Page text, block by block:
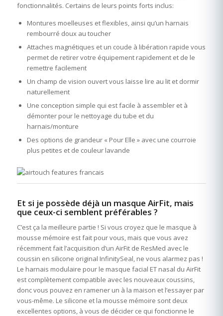
fonctionnalités. Certains de leurs points forts inclus:
Montures moelleuses et flexibles, ainsi qu’un harnais
rembourré doux au toucher
Attaches magnétiques et un coude à libération rapide vous
permet de retirer votre équipement rapidement et de le
remettre facilement
Un champ de vision ouvert vous laisse lire au lit et dormir
naturellement
Une conception simple qui est facile à assembler et à
démonter pour le nettoyage du tube et du
harnais/monture
Des options de grandeur « Pour Elle » avec une courroie
plus petites et de couleur lavande
Et si je possède déjà un masque AirFit, mais
que ceux-ci semblent préférables ?
C’est ça la meilleure partie ! Si vous croyez que le masque à
mousse mémoire est fait pour vous, mais que vous avez
récemment fait l’acquisition d’un AirFit de ResMed avec le
coussin en silicone original InfinitySeal, ne vous alarmez pas !
Le harnais modulaire pour le masque facial ET nasal du AirFit
est complètement compatible avec les nouveaux coussins,
donc vous pouvez en ramener un à la maison et l’essayer par
vous-même. Le silicone et la mousse mémoire sont deux
excellentes options, à vous de décider ce qui fonctionne le